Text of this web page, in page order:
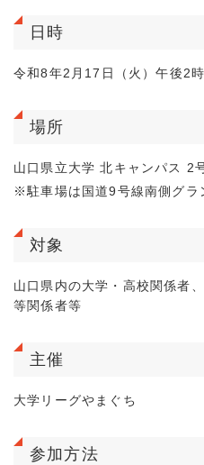
日時
令和8年2月17日（火）午後2
場所
山口県立大学 北キャンパス 2
※駐車場は国道9号線南側グラ
対象
山口県内の大学・高校関係者
等関係者等
主催
大学リーグやまぐち
参加方法